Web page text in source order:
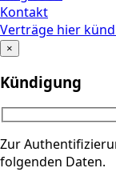
Kontakt
Verträge hier
×
Kündigung
Zur
folgenden Daten.